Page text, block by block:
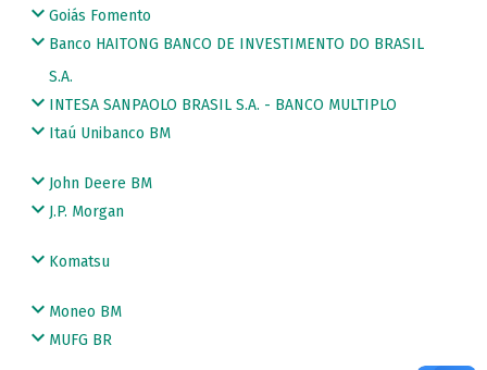
Goiás Fomento
Banco HAITONG BANCO DE INVESTIMENTO DO BRASIL
S.A.
INTESA SANPAOLO BRASIL S.A. - BANCO MULTIPLO
Itaú Unibanco BM
John Deere BM
J.P. Morgan
Komatsu
Moneo BM
MUFG BR